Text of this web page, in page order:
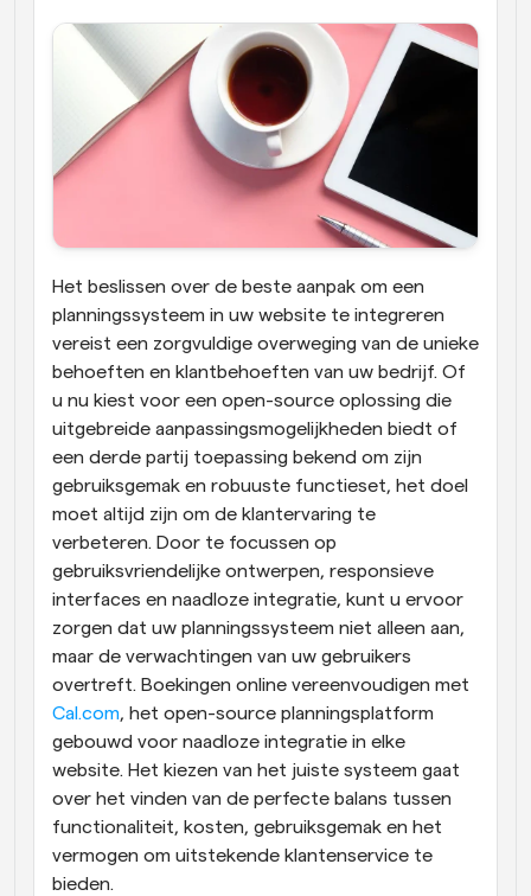
Het beslissen over de beste aanpak om een
planningssysteem in uw website te integreren
vereist een zorgvuldige overweging van de unieke
behoeften en klantbehoeften van uw bedrijf. Of
u nu kiest voor een open-source oplossing die
uitgebreide aanpassingsmogelijkheden biedt of
een derde partij toepassing bekend om zijn
gebruiksgemak en robuuste functieset, het doel
moet altijd zijn om de klantervaring te
verbeteren. Door te focussen op
gebruiksvriendelijke ontwerpen, responsieve
interfaces en naadloze integratie, kunt u ervoor
zorgen dat uw planningssysteem niet alleen aan,
maar de verwachtingen van uw gebruikers
overtreft. Boekingen online vereenvoudigen met
Cal.com, het open-source planningsplatform
gebouwd voor naadloze integratie in elke
website. Het kiezen van het juiste systeem gaat
over het vinden van de perfecte balans tussen
functionaliteit, kosten, gebruiksgemak en het
vermogen om uitstekende klantenservice te
bieden.